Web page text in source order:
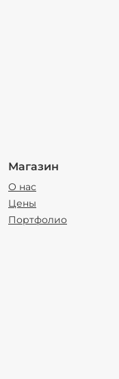
Магазин
О нас
Цены
Портфолио